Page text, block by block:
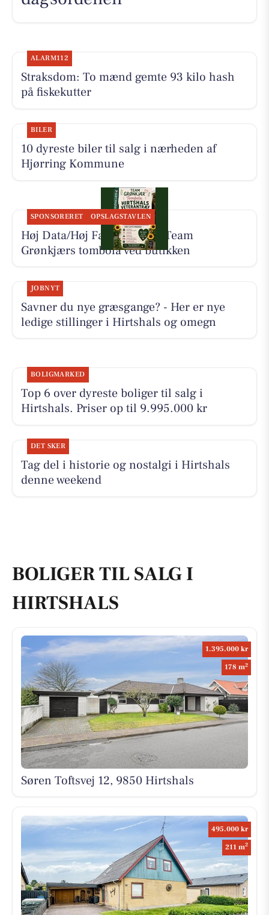
ALARM112
Straksdom: To mænd gemte 93 kilo hash
på fiskekutter
BILER
10 dyreste biler til salg i nærheden af
Hjørring Kommune
SPONSORERET OPSLAGSTAVLEN
Høj Data/Høj Farver støtter Team
Grønkjærs tombola ved butikken
JOBNYT
Savner du nye græsgange? - Her er nye
ledige stillinger i Hirtshals og omegn
BOLIGMARKED
Top 6 over dyreste boliger til salg i
Hirtshals. Priser op til 9.995.000 kr
DET SKER
Tag del i historie og nostalgi i Hirtshals
denne weekend
BOLIGER TIL SALG I
HIRTSHALS
1.395.000 kr
178 m2
Søren Toftsvej 12, 9850 Hirtshals
495.000 kr
211 m2